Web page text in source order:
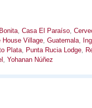
, Casa El Paraíso,
House Village, Guatemala,
Plata, Punta Rucia Lodge,
, Yohanan Núñez